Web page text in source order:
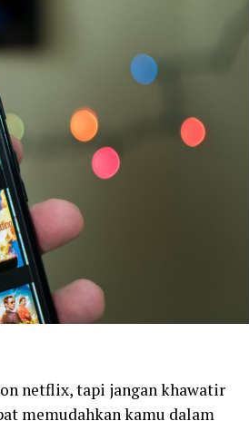
netflix, tapi jangan khawatir
memudahkan kamu dalam